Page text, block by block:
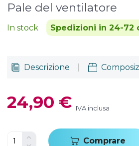
Pale del ventilatore
In stock Spedizioni in 24-72
Descrizione
24,90 € IVA inclusa
Comprare